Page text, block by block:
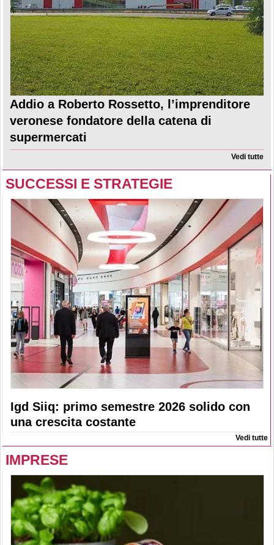
Addio a Roberto Rossetto, l’imprenditore
veronese fondatore della catena di
supermercati
Vedi tutte
SUCCESSI E STRATEGIE
Igd Siiq: primo semestre 2026 solido con
una crescita costante
Vedi tutte
IMPRESE